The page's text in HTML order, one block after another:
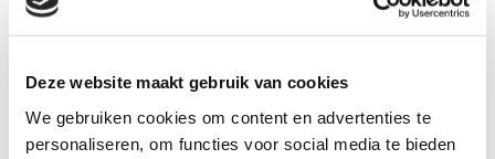
Deze website maakt gebruik van cookies
We gebruiken cookies om content en advertenties te
personaliseren, om functies voor social media te bieden
begeleiden tot aan het laatste moment dan is dit op
deze locatie eenvoudig te realiseren.